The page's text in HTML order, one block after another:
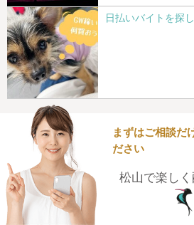
日払いバイトを探
まずはご相談だ
ださい
松山で楽し